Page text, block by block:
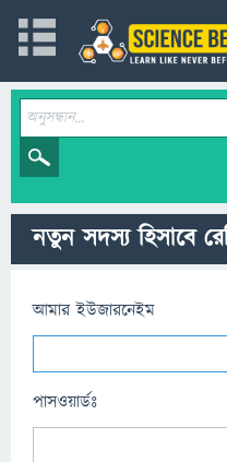
নতুন সদস্য হিসাবে
আমার ইউজারনেইম
পাসওয়ার্ডঃ